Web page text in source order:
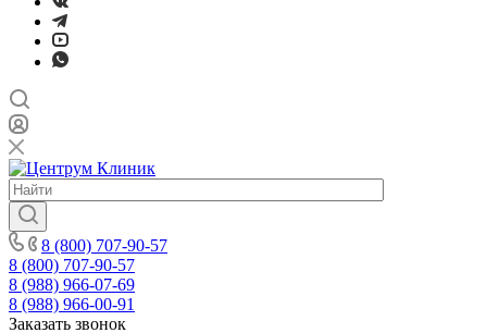
8 (800) 707-90-57
8 (800) 707-90-57
8 (988) 966-07-69
8 (988) 966-00-91
Заказать звонок